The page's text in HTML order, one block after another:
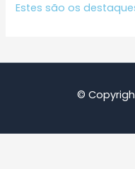
Estes são os
©